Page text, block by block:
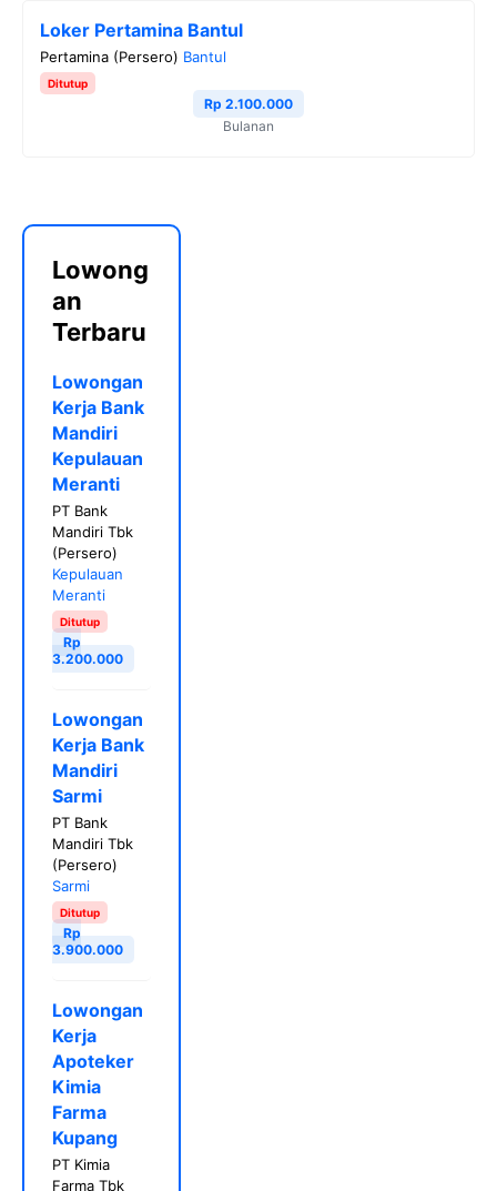
Loker Pertamina Bantul
Pertamina (Persero) Bantul
Ditutup
Rp 2.100.000
Bulanan
Lowong
an
Terbaru
Lowongan
Kerja Bank
Mandiri
Kepulauan
Meranti
PT Bank
Mandiri Tbk
(Persero)
Kepulauan
Meranti
Ditutup
Rp
3.200.000
Lowongan
Kerja Bank
Mandiri
Sarmi
PT Bank
Mandiri Tbk
(Persero)
Sarmi
Ditutup
Rp
3.900.000
Lowongan
Kerja
Apoteker
Kimia
Farma
Kupang
PT Kimia
Farma Tbk